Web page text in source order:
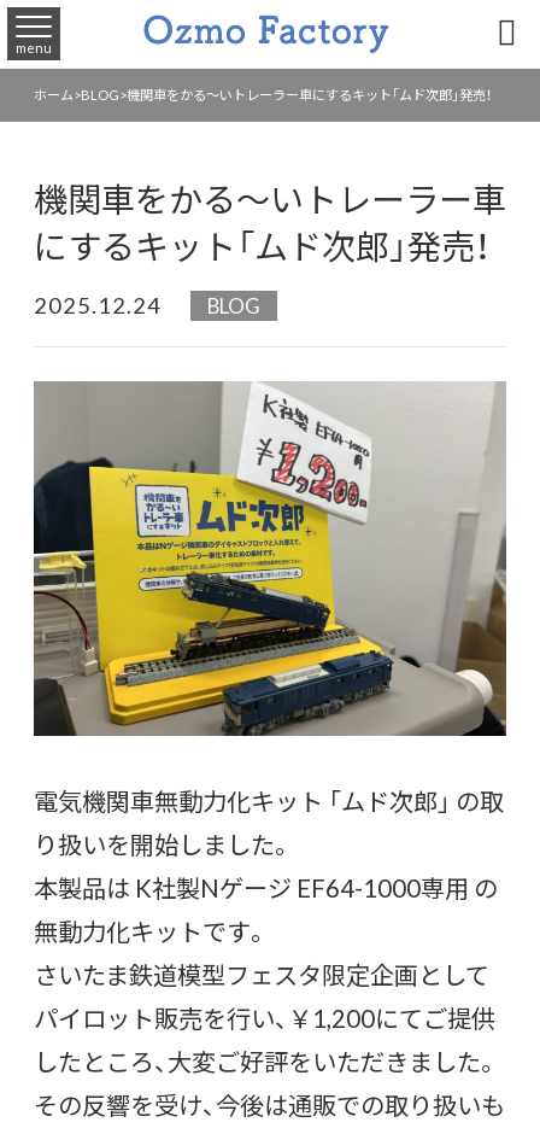
menu 
ホーム>BLOG>機関車をかる～いトレーラー車にするキット「ムド次郎」発売！
機関車をかる～いトレーラー車
にするキット「ムド次郎」発売！
2025.12.24 BLOG
電気機関車無動力化キット 「ムド次郎」 の取
り扱いを開始しました。
本製品は K社製Nゲージ EF64-1000専用 の
無動力化キットです。
さいたま鉄道模型フェスタ限定企画として
パイロット販売を行い、￥1,200にてご提供
したところ、大変ご好評をいただきました。
その反響を受け、今後は通販での取り扱いも